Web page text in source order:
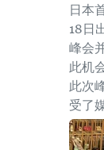
日本
18日
峰会
此机
此次
受了